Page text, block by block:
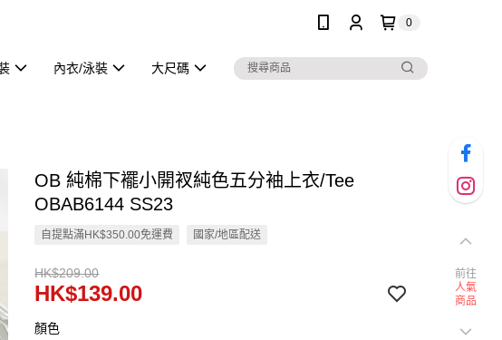
0
內衣/泳裝 大尺碼
OB 純棉下襬小開衩純色五分袖上衣/Tee
OBAB6144 SS23
自提點滿HK$350.00免運費 國家/地區配送
HK$209.00
HK$139.00
顏色
前往
人氣
商品